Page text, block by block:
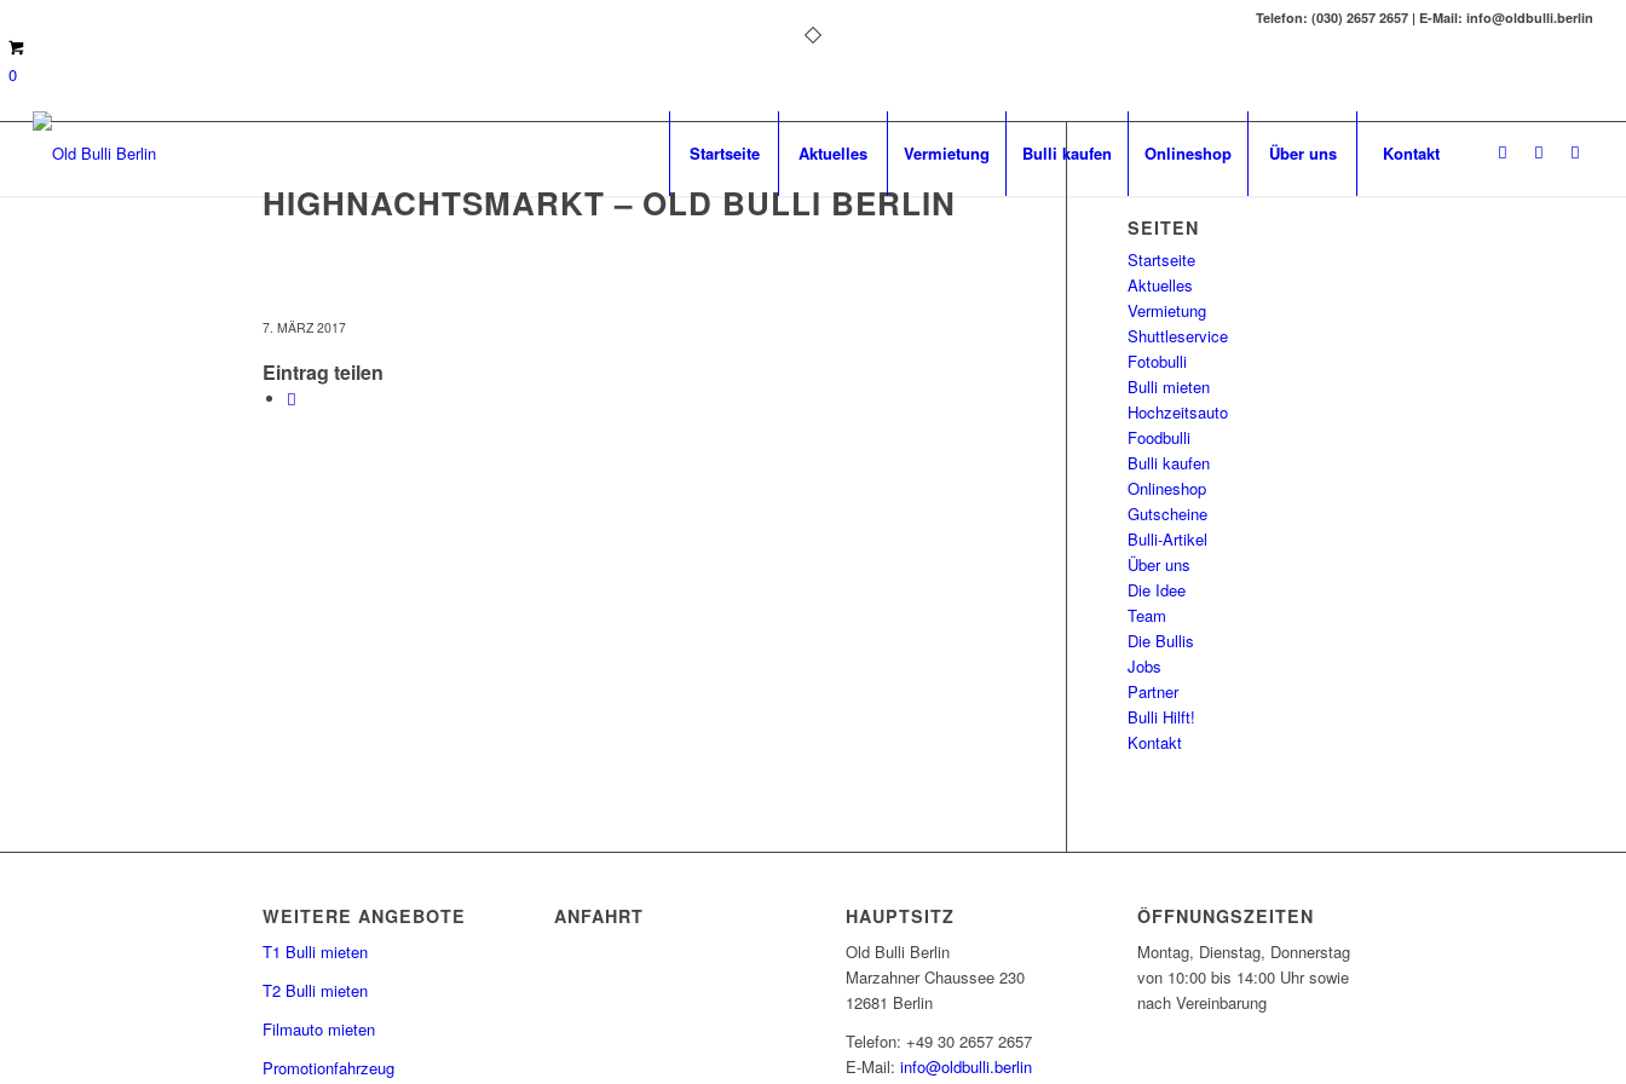
Telefon: (030) 2657 2657 | E-Mail: info@oldbulli.berlin
0
Startseite Aktuelles Vermietung Bulli kaufen Onlineshop Über uns Kontakt
HIGHNACHTSMARKT – OLD BULLI BERLIN
7. MÄRZ 2017
Eintrag teilen
SEITEN
Startseite
Aktuelles
Vermietung
Shuttleservice
Fotobulli
Bulli mieten
Hochzeitsauto
Foodbulli
Bulli kaufen
Onlineshop
Gutscheine
Bulli-Artikel
Über uns
Die Idee
Team
Die Bullis
Jobs
Partner
Bulli Hilft!
Kontakt
WEITERE ANGEBOTE
T1 Bulli mieten
T2 Bulli mieten
Filmauto mieten
Promotionfahrzeug
ANFAHRT HAUPTSITZ
Old Bulli Berlin
Marzahner Chaussee 230
12681 Berlin
Telefon: +49 30 2657 2657
E-Mail:info@oldbulli.berlin
ÖFFNUNGSZEITEN
Montag, Dienstag, Donnerstag
von 10:00 bis 14:00 Uhr sowie
nach Vereinbarung